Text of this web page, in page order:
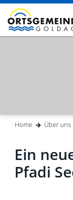
Home Über uns
Inhalt
Ein
Pfadi